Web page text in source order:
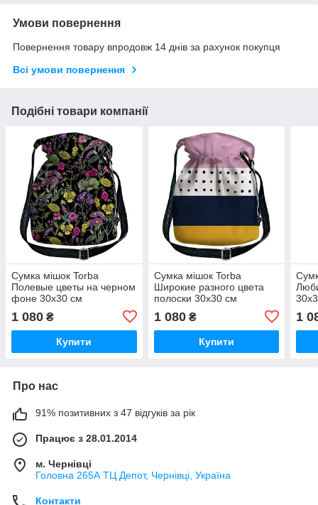
Умови повернення
Повернення товару впродовж 14 днів за рахунок покупця
Всі умови повернення
Подібні товари компанії
Сумка мішок Torba
Полевые цветы на черном
фоне 30x30 см
1 080 ₴
Купити
Сумка мішок Torba
Широкие разного цвета
полоски 30x30 см
1 080₴
Купити
1
Про нас
91% позитивних з 47 відгуків за рік
Працює з 28.01.2014
м. Чернівці
Головна 265А ТЦ Депот, Чернівці, Україна
Контакти